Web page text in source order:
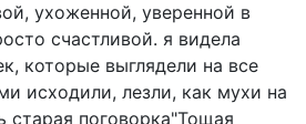
ухоженной, уверенной в
счастливой. я видела
которые выглядели на все
исходили, лезли, как мухи на
старая поговорка"Тощая